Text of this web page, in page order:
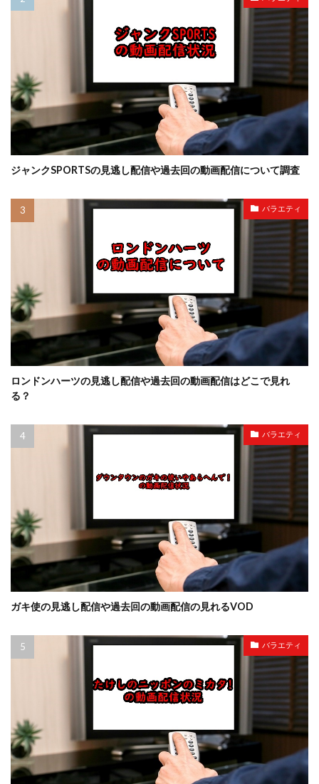
ジャンクSPORTSの見逃し配信や過去回の動画配信について調査
バラエティ
ロンドンハーツの見逃し配信や過去回の動画配信はどこで見れ
る？
バラエティ
ガキ使の見逃し配信や過去回の動画配信の見れるVOD
バラエティ